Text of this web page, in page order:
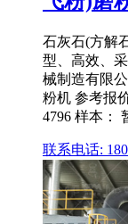
石灰石(方解
型、高效、
械制造有限
粉机 参考报
4796 样本：
联系电话: 180